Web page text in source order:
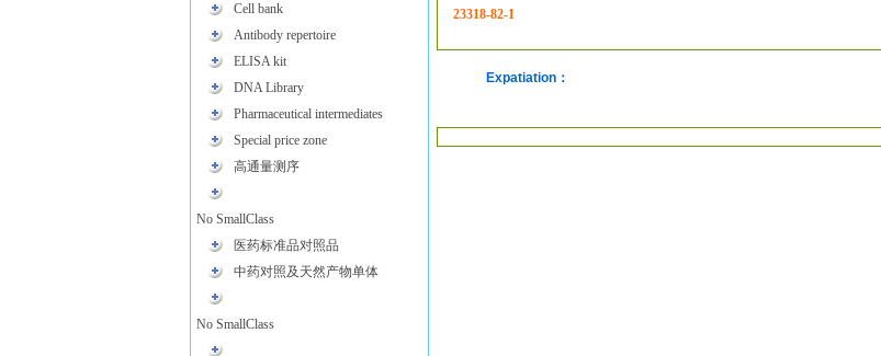
Cell bank
Antibody repertoire
ELISA kit
DNA Library
Pharmaceutical intermediates
Special price zone
高通量测序
No SmallClass
医药标准品对照品
中药对照及天然产物单体
No SmallClass
23318-82-1
Expatiation：